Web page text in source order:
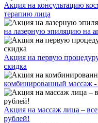
Акция на консультацию
терапию лица
на лазерную эпиляцию на
Акция на первую
скидка
комбинированный массаж -
Акция на массаж лица –
рублей!